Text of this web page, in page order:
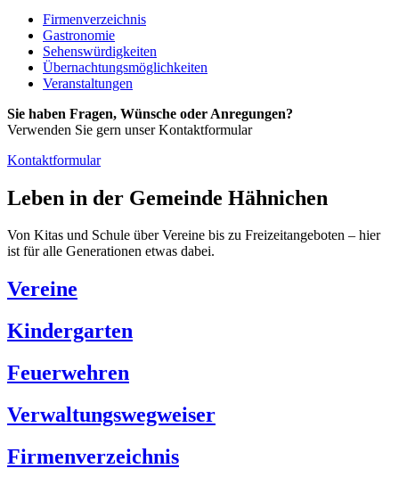
Firmenverzeichnis
Gastronomie
Sehenswürdigkeiten
Übernachtungsmöglichkeiten
Veranstaltungen
Sie haben Fragen, Wünsche oder Anregungen?
Verwenden Sie gern unser Kontaktformular
Kontaktformular
Leben in der Gemeinde Hähnichen
Von Kitas und Schule über Vereine bis zu Freizeitangeboten – hier
ist für alle Generationen etwas dabei.
Vereine
Kindergarten
Feuerwehren
Verwaltungswegweiser
Firmenverzeichnis